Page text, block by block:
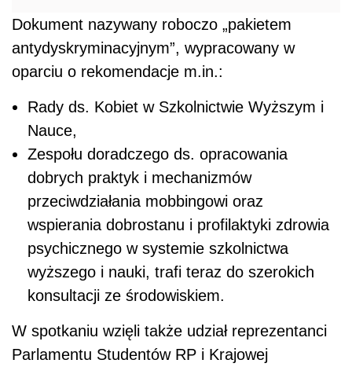
Dokument nazywany roboczo „pakietem
antydyskryminacyjnym”, wypracowany w
oparciu o rekomendacje m.in.:
Rady ds. Kobiet w Szkolnictwie Wyższym i
Nauce,
Zespołu doradczego ds. opracowania
dobrych praktyk i mechanizmów
przeciwdziałania mobbingowi oraz
wspierania dobrostanu i profilaktyki zdrowia
psychicznego w systemie szkolnictwa
wyższego i nauki, trafi teraz do szerokich
konsultacji ze środowiskiem.
W spotkaniu wzięli także udział reprezentanci
Parlamentu Studentów RP i Krajowej